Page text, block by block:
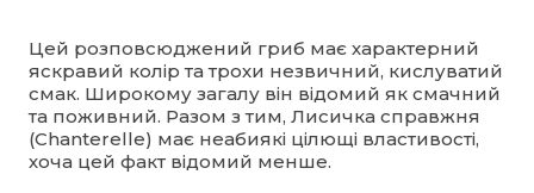
Цей розповсюджений гриб має характерний
яскравий колір та трохи незвичний, кислуватий
смак. Широкому загалу він відомий як смачний
та поживний. Разом з тим, Лисичка справжня
(Chanterelle) має неабиякі цілющі властивості,
хоча цей факт відомий менше.